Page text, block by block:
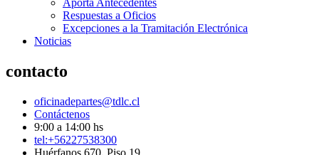
Aporta Antecedentes
Respuestas a Oficios
Excepciones a la Tramitación Electrónica
Noticias
contacto
oficinadepartes@tdlc.cl
Contáctenos
9:00 a 14:00 hs
tel:+56227538300
Huérfanos 670, Piso 19